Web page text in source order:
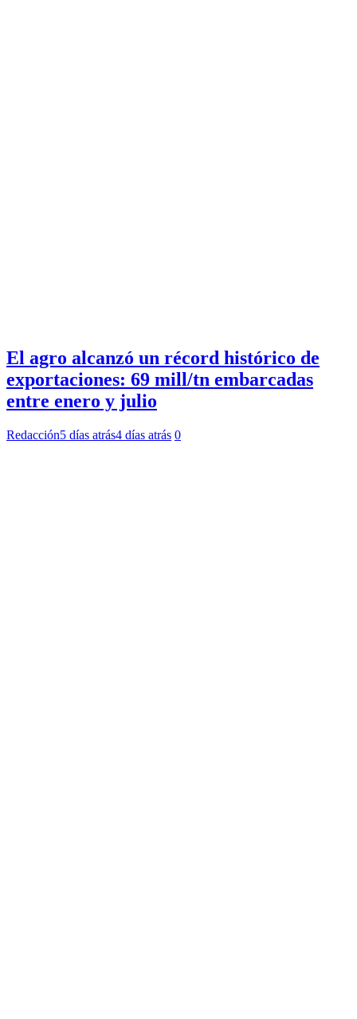
El agro alcanzó un récord histórico de
exportaciones: 69 mill/tn embarcadas
entre enero y julio
Redacción5 días atrás4 días atrás 0